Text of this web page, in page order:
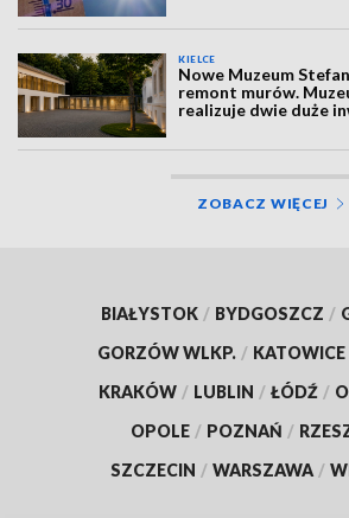
KIELCE
Nowe Muzeum
remont murów.
realizuje dwie duże
ZOBACZ WIĘCEJ
BIAŁYSTOK / BYDGOSZCZ /
GORZÓW WLKP. / KATOWICE
KRAKÓW / LUBLIN / ŁÓDŹ /
OPOLE / POZNAŃ /
SZCZECIN / WARSZAWA /